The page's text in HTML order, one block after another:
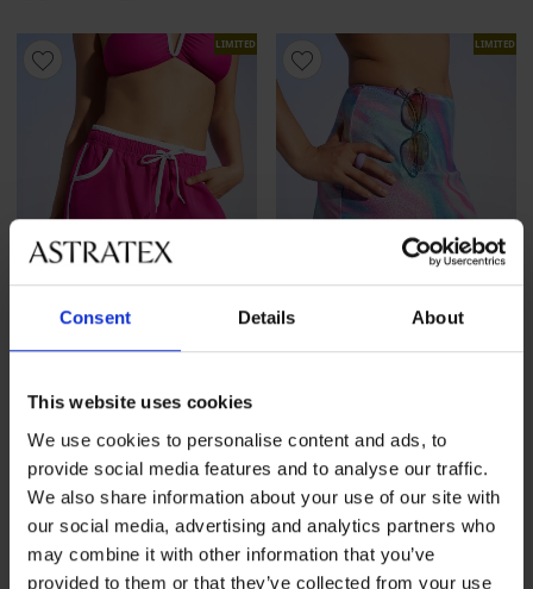
Consent Details About
This website uses cookies
We use cookies to personalise content and ads, to
provide social media features and to analyse our traffic.
We also share information about your use of our site with
our social media, advertising and analytics partners who
may combine it with other information that you’ve
provided to them or that they’ve collected from your use
LIMITED
PINK STORM Color Pop Pink
sportrövidnadrág
Kedvezmény
3 200 FtEredeti ár
6 390 Ft
LIMITED
PINK STORM Glimz
strandszoknya
Kedvezmény
3 640 FtEredeti ár
9 090 Ft
LIMITED